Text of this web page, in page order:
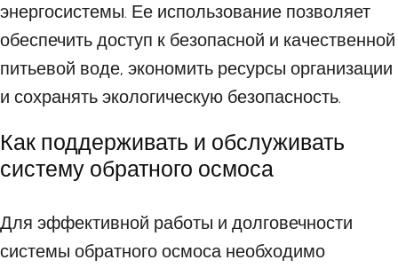
энергосистемы. Ее использование позволяет
обеспечить доступ к безопасной и качественной
питьевой воде, экономить ресурсы организации
и сохранять экологическую безопасность.
Как поддерживать и обслуживать
систему обратного осмоса
Для эффективной работы и долговечности
системы обратного осмоса необходимо